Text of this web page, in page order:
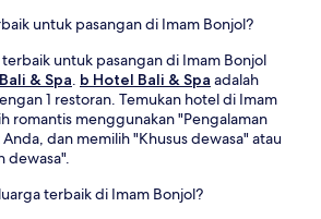
untuk pasangan di Imam Bonjol?
untuk pasangan di Imam Bonjol
& Spa. b Hotel Bali & Spa adalah
1 restoran. Temukan hotel di Imam
romantis menggunakan "Pengalaman
dan memilih "Khusus dewasa" atau
dewasa".
terbaik di Imam Bonjol?